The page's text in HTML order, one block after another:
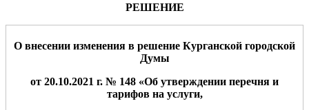
РЕШЕНИЕ
О внесении изменения в решение Курганской городской
Думы
от 20.10.2021 г. № 148 «Об утверждении перечня и
тарифов на услуги,